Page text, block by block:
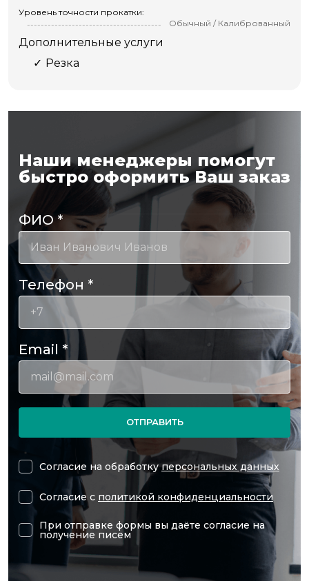
Уровень точности прокатки:
Обычный / Калиброванный
Дополнительные услуги
Резка
Наши менеджеры помогут
быстро оформить Ваш заказ
ФИО*
Телефон *
Email *
ОТПРАВИТЬ
Согласие на обработкуперсональных данных
Согласие с политикой конфиденциальности
При отправке формы вы даёте согласие на
получение писем